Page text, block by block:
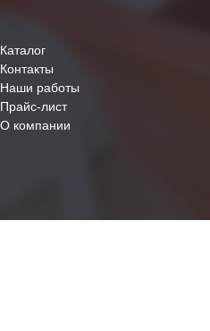
Каталог
Контакты
Наши работы
Прайс-лист
О компании